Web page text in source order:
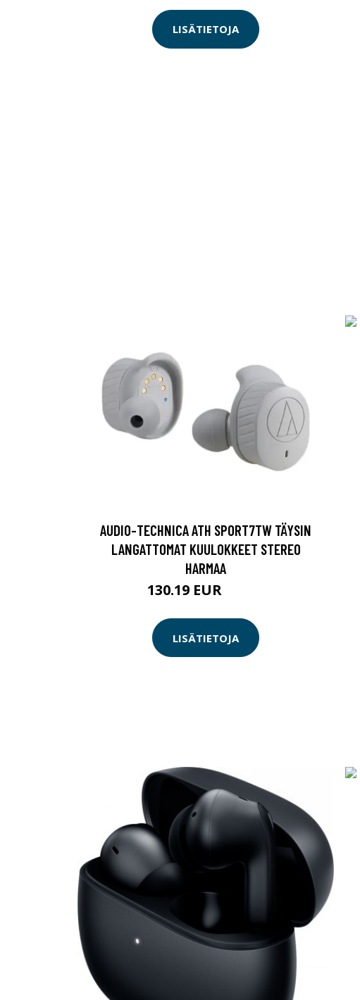
LISÄTIETOJA
AUDIO-TECHNICA ATH SPORT7TW TÄYSIN
LANGATTOMAT KUULOKKEET STEREO
HARMAA
130.19 EUR
LISÄTIETOJA